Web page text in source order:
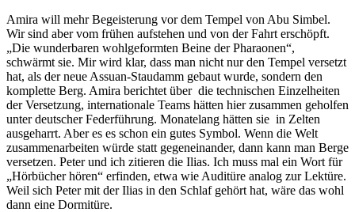
Amira will mehr Begeisterung vor dem Tempel von Abu Simbel.
Wir sind aber vom frühen aufstehen und von der Fahrt erschöpft.
„Die wunderbaren wohlgeformten Beine der Pharaonen“,
schwärmt sie. Mir wird klar, dass man nicht nur den Tempel versetzt
hat, als der neue Assuan-Staudamm gebaut wurde, sondern den
komplette Berg. Amira berichtet über die technischen Einzelheiten
der Versetzung, internationale Teams hätten hier zusammen geholfen
unter deutscher Federführung. Monatelang hätten sie in Zelten
ausgeharrt. Aber es es schon ein gutes Symbol. Wenn die Welt
zusammenarbeiten würde statt gegeneinander, dann kann man Berge
versetzen. Peter und ich zitieren die Ilias. Ich muss mal ein Wort für
„Hörbücher hören“ erfinden, etwa wie Auditüre analog zur Lektüre.
Weil sich Peter mit der Ilias in den Schlaf gehört hat, wäre das wohl
dann eine Dormitüre.